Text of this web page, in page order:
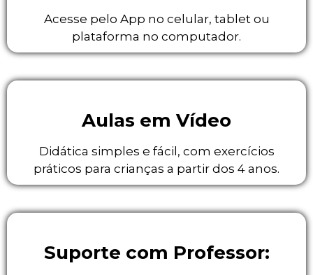
Acesse pelo App no celular, tablet ou
plataforma no computador.
Aulas em Vídeo
Didática simples e fácil, com exercícios
práticos para crianças a partir dos 4 anos.
Suporte com Professor: